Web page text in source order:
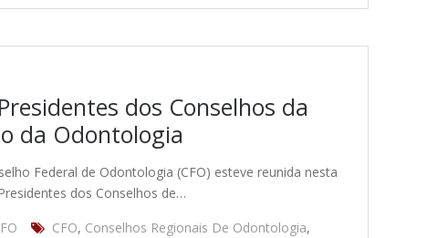
dos Conselhos da
da Odontologia
Federal de Odontologia (CFO) esteve reunida nesta
dos Conselhos de…
CFO, Conselhos Regionais De Odontologia,